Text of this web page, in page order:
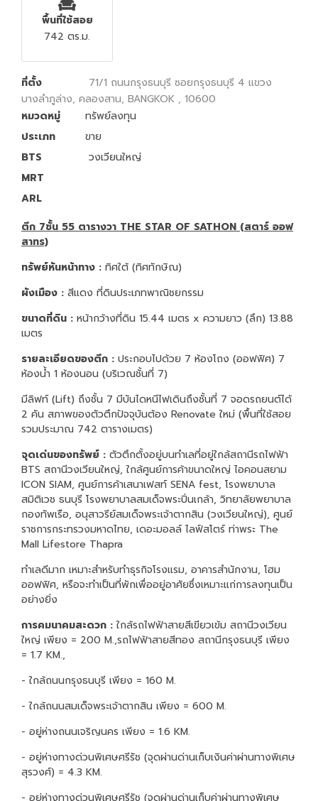
พื้นที่ใช้สอย
742 ตร.ม.
ที่ตั้ง
71/1 ถนนกรุงธนบุรี ซอยกรุงธนบุรี 4 แขวง
บางลำภูล่าง, คลองสาน, BANGKOK , 10600
หมวดหมู่
ทรัพย์ลงทุน
ประเภท
ขาย
BTS
วงเวียนใหญ่
MRT
ARL
ตึก 7ชั้น 55 ตารางวา THE STAR OF SATHON (สตาร์ ออฟ
สาทร)
ทรัพย์หันหน้าทาง : ทิศใต้ (ทิศทักษิณ)
ผังเมือง : สีแดง ที่ดินประเภทพาณิชยกรรม
ขนาดที่ดิน : หน้ากว้างที่ดิน 15.44 เมตร x ความยาว (ลึก) 13.88
เมตร
รายละเอียดของตึก : ประกอบไปด้วย 7 ห้องโถง (ออฟฟิศ) 7
ห้องน้ำ 1 ห้องนอน (บริเวณชั้นที่ 7)
มีลิฟท์ (Lift) ถึงชั้น 7 มีบันไดหนีไฟเดินถึงชั้นที่ 7 จอดรถยนต์ได้
2 คัน สภาพของตัวตึกปัจจุบันต้อง Renovate ใหม่ (พื้นที่ใช้สอย
รวมประมาณ 742 ตารางเมตร)
จุดเด่นของทรัพย์ : ตัวตึกตั้งอยู่บนทำเลที่อยู่ใกล้สถานีรถไฟฟ้า
BTS สถานีวงเวียนใหญ่, ใกล้ศูนย์การค้าขนาดใหญ่ ไอคอนสยาม
ICON SIAM, ศูนย์การค้าเสนาเฟสท์ SENA fest, โรงพยาบาล
สมิติเวช ธนบุรี โรงพยาบาลสมเด็จพระปิ่นเกล้า, วิทยาลัยพยาบาล
กองทัพเรือ, อนุสาวรีย์สมเด็จพระเจ้าตากสิน (วงเวียนใหญ่), ศูนย์
ราชการกระทรวงมหาดไทย, เดอะมอลล์ ไลฟ์สโตร์ ท่าพระ The
Mall Lifestore Thapra
ทำเลดีมาก เหมาะสำหรับทำธุรกิจโรงแรม, อาคารสำนักงาน, โฮม
ออฟฟิศ, หรือจะทำเป็นที่พักเพื่ออยู่อาศัยซึ่งเหมาะแก่การลงทุนเป็น
อย่างยิ่ง
การคมนาคมสะดวก :ใกล้รถไฟฟ้าสายสีเขียวเข้ม สถานีวงเวียน
ใหญ่ เพียง = 200 M.,รถไฟฟ้าสายสีทอง สถานีกรุงธนบุรี เพียง
= 1.7 KM.,
- ใกล้ถนนกรุงธนบุรี เพียง = 160 M.
- ใกล้ถนนสมเด็จพระเจ้าตากสิน เพียง = 600 M.
- อยู่ห่างถนนเจริญนคร เพียง = 1.6 KM.
- อยู่ห่างทางด่วนพิเศษศรีรัช (จุดผ่านด่านเก็บเงินค่าผ่านทางพิเศษ
สุรวงศ์) = 4.3 KM.
- อยู่ห่างทางด่วนพิเศษศรีรัช (จุดผ่านด่านเก็บค่าผ่านทางพิเศษ